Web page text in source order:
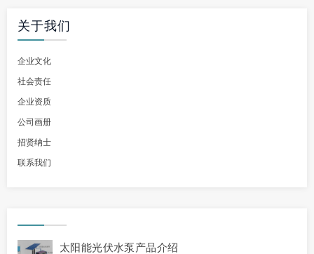
关于我们
企业文化
社会责任
企业资质
公司画册
招贤纳士
联系我们
太阳能光伏水泵产品介绍